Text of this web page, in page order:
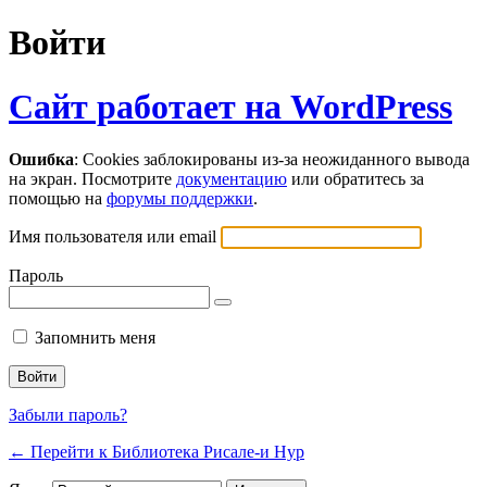
Войти
Сайт работает на WordPress
Ошибка: Cookies заблокированы из-за неожиданного вывода
на экран. Посмотрите документацию или обратитесь за
помощью на форумы поддержки.
Имя пользователя или email
Пароль
Запомнить меня
Забыли пароль?
← Перейти к Библиотека Рисале-и Нур